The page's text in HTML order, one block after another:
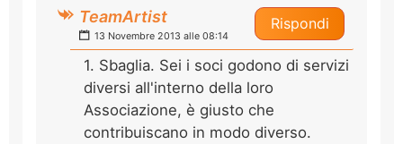
Rispondi
TeamArtist
13 Novembre 2013 alle 08:14
1. Sbaglia. Sei i soci godono di servizi
diversi all'interno della loro
Associazione, è giusto che
contribuiscano in modo diverso.